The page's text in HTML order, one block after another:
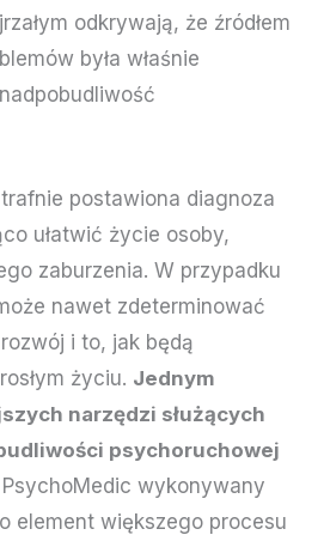
odkrywają, że źródłem
była właśnie
postawiona diagnoza
ułatwić życie osoby,
zaburzenia. W przypadku
nawet zdeterminować
i to, jak będą
życiu. Jednym
narzędzi służących
psychoruchowej
wykonywany
element większego procesu